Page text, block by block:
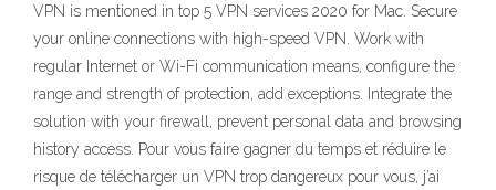
VPN is mentioned in top 5 VPN services 2020 for Mac. Secure
your online connections with high-speed VPN. Work with
regular Internet or Wi-Fi communication means, configure the
range and strength of protection, add exceptions. Integrate the
solution with your firewall, prevent personal data and browsing
history access. Pour vous faire gagner du temps et réduire le
risque de télécharger un VPN trop dangereux pour vous, j’ai